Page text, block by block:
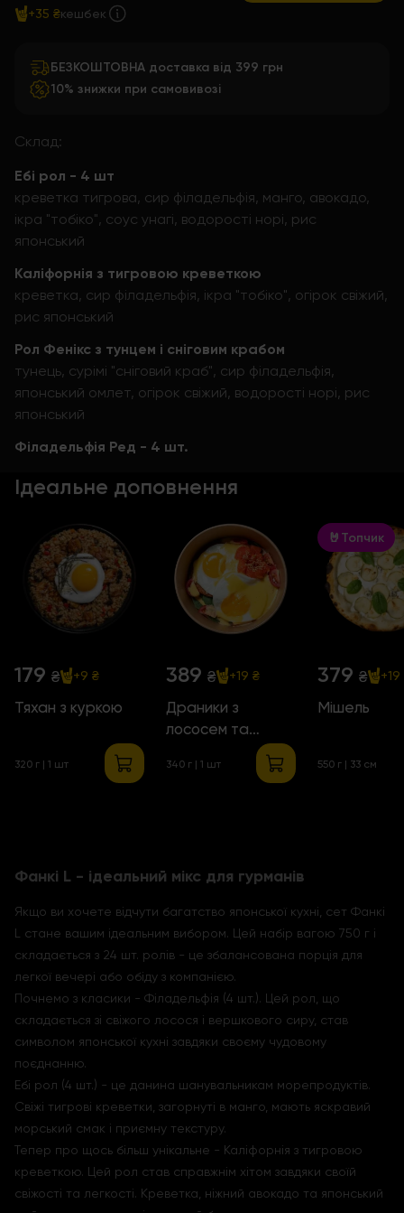
+35 ₴кешбек
БЕЗКОШТОВНА доставка від 399 грн
10% знижки при самовивозі
Склад:
Ебі рол - 4 шт
креветка тигрова, сир філадельфія, манго, авокадо,
ікра "тобіко", соус унагі, водорості норі, рис
японський
Каліфорнія з тигровою креветкою
креветка, сир філадельфія, ікра "тобіко", огірок свіжий,
рис японський
Рол Фенікс з тунцем і сніговим крабом
тунець, сурімі "сніговий краб", сир філадельфія,
японський омлет, огірок свіжий, водорості норі, рис
японський
Філадельфія Ред - 4 шт.
Ідеальне доповнення
179 ₴ +9 ₴
Тяхан з куркою
320 г | 1 шт
389 ₴ +19 ₴
Драники з
лососем та
340 г | 1 шт
🤘Топчик
379 ₴ +19
Мішель
550 г | 33 см
Фанкі L - ідеальний мікс для гурманів
Якщо ви хочете відчути багатство японської кухні, сет Фанкі
L стане вашим ідеальним вибором. Цей набір вагою 750 г і
складається з 24 шт. ролів - це збалансована порція для
легкої вечері або обіду з компанією.
Почнемо з класики - Філадельфія (4 шт.). Цей рол, що
складається зі свіжого лосося і вершкового сиру, став
символом японської кухні завдяки своєму чудовому
поєднанню.
Ебі рол (4 шт.) - це данина шанувальникам морепродуктів.
Свіжі тигрові креветки, загорнуті в манго, мають яскравий
морський смак і приємну текстуру.
Тепер про щось більш унікальне - Каліфорнія з тигровою
креветкою. Цей рол став справжнім хітом завдяки своїй
свіжості та легкості. Креветка, ніжний авокадо та японський